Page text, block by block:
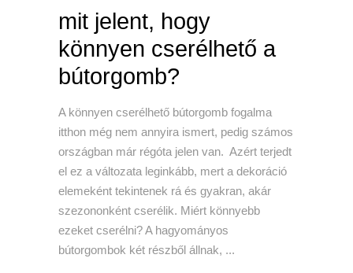
mit jelent, hogy
könnyen cserélhető a
bútorgomb?
A könnyen cserélhető bútorgomb fogalma
itthon még nem annyira ismert, pedig számos
országban már régóta jelen van. Azért terjedt
el ez a változata leginkább, mert a dekoráció
elemeként tekintenek rá és gyakran, akár
szezononként cserélik. Miért könnyebb
ezeket cserélni? A hagyományos
bútorgombok két részből állnak,